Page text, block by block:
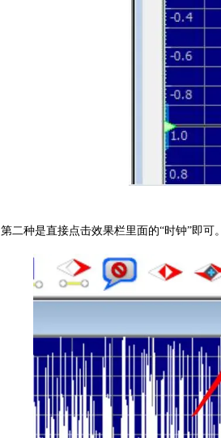
第二种是直接点击效果栏里面的“时钟”即可。